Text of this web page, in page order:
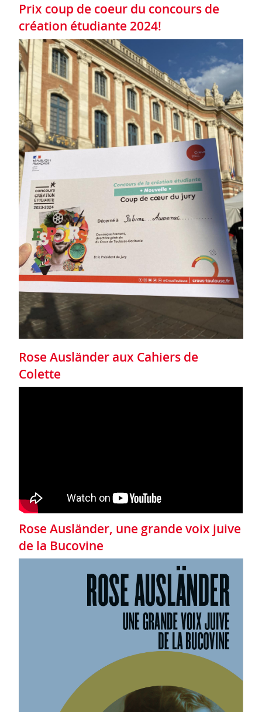
Prix coup de coeur du concours de
création étudiante 2024!
Rose Ausländer aux Cahiers de
Colette
Rose Ausländer, une grande voix juive
de la Bucovine